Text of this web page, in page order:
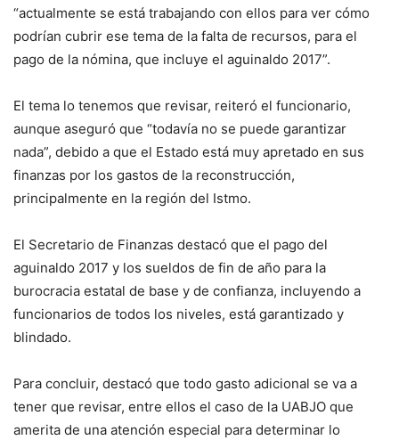
“actualmente se está trabajando con ellos para ver cómo
podrían cubrir ese tema de la falta de recursos, para el
pago de la nómina, que incluye el aguinaldo 2017”.
El tema lo tenemos que revisar, reiteró el funcionario,
aunque aseguró que “todavía no se puede garantizar
nada”, debido a que el Estado está muy apretado en sus
finanzas por los gastos de la reconstrucción,
principalmente en la región del Istmo.
El Secretario de Finanzas destacó que el pago del
aguinaldo 2017 y los sueldos de fin de año para la
burocracia estatal de base y de confianza, incluyendo a
funcionarios de todos los niveles, está garantizado y
blindado.
Para concluir, destacó que todo gasto adicional se va a
tener que revisar, entre ellos el caso de la UABJO que
amerita de una atención especial para determinar lo